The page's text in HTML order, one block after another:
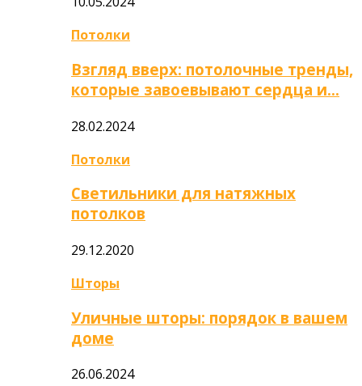
Потолки
Взгляд вверх: потолочные тренды,
которые завоевывают сердца и…
28.02.2024
Потолки
Светильники для натяжных
потолков
29.12.2020
Шторы
Уличные шторы: порядок в вашем
доме
26.06.2024